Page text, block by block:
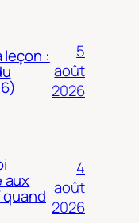
leçon :
5
août
2026
aux
4
août
2026